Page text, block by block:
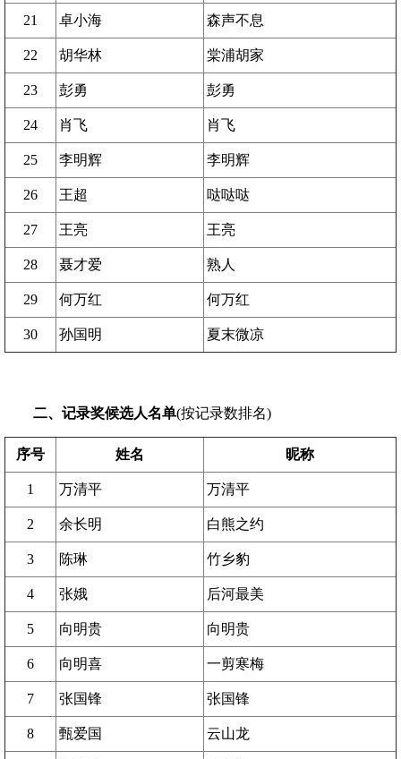
21 卓小海 森声不息
22 胡华林 棠浦胡家
23 彭勇 彭勇
24 肖飞 肖飞
25 李明辉 李明辉
26 王超 哒哒哒
27 王亮 王亮
28 聂才爱 熟人
29 何万红 何万红
30 孙国明 夏末微凉
二、记录奖候选人名单(按记录数排名)
序号 姓名 昵称
1 万清平 万清平
2 余长明 白熊之约
3 陈琳 竹乡豹
4 张娥 后河最美
5 向明贵 向明贵
6 向明喜 一剪寒梅
7 张国锋 张国锋
8 甄爱国 云山龙